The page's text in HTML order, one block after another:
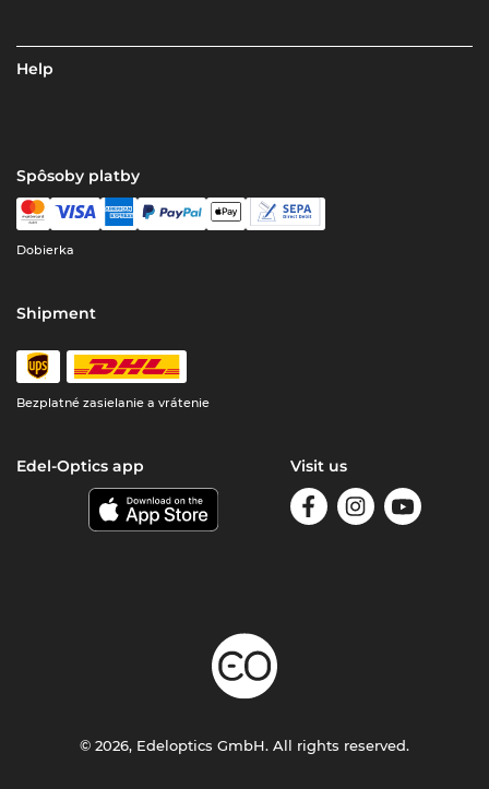
Help
Spôsoby platby
Dobierka
Shipment
Bezplatné zasielanie a vrátenie
Edel-Optics app Visit us
© 2026, Edeloptics GmbH. All rights reserved.